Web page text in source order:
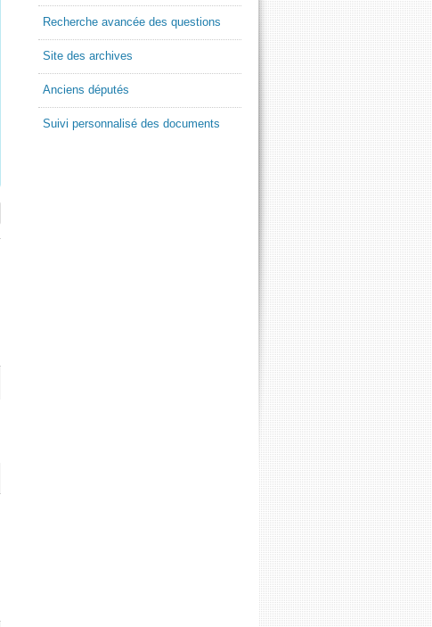
Recherche avancée des questions
Site des archives
Anciens députés
Suivi personnalisé des documents